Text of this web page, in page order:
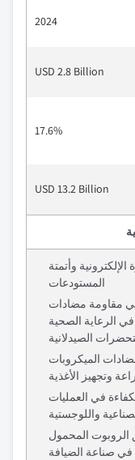
2024
USD 2.8 Billion
17.6%
USD 13.2 Billion
الإلكترونية وأتمتة
المستودعات
مقاومة مضادات
الرعاية الصحية
الصيدلانية
الميكروبات
وتجهيز الأغذية
في العمليات
واللوجستية
الروبوت المحمول
صناعة الضيافة